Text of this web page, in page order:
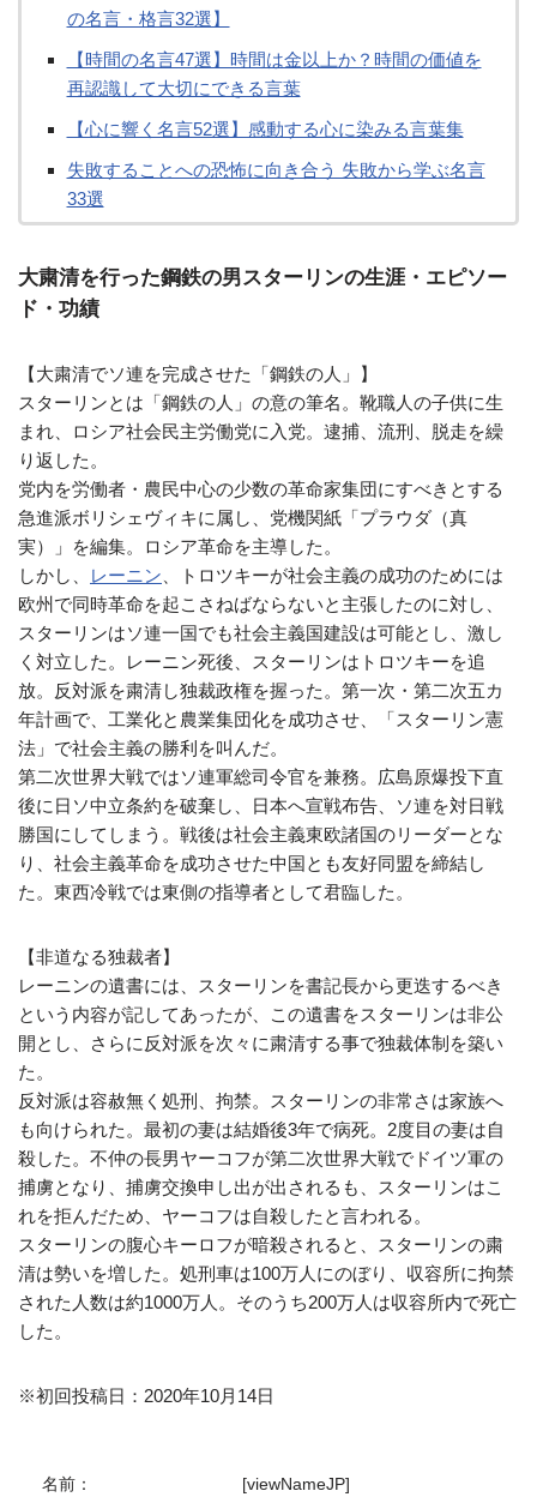
の名言・格言32選】
【時間の名言47選】時間は金以上か？時間の価値を
再認識して大切にできる言葉
【心に響く名言52選】感動する心に染みる言葉集
失敗することへの恐怖に向き合う 失敗から学ぶ名言
33選
大粛清を行った鋼鉄の男スターリンの生涯・エピソー
ド・功績
【大粛清でソ連を完成させた「鋼鉄の人」】
スターリンとは「鋼鉄の人」の意の筆名。靴職人の子供に生
まれ、ロシア社会民主労働党に入党。逮捕、流刑、脱走を繰
り返した。
党内を労働者・農民中心の少数の革命家集団にすべきとする
急進派ボリシェヴィキに属し、党機関紙「プラウダ（真
実）」を編集。ロシア革命を主導した。
しかし、
レーニン 、トロツキーが社会主義の成功のためには
欧州で同時革命を起こさねばならないと主張したのに対し、
スターリンはソ連一国でも社会主義国建設は可能とし、激し
く対立した。レーニン死後、スターリンはトロツキーを追
放。反対派を粛清し独裁政権を握った。第一次・第二次五カ
年計画で、工業化と農業集団化を成功させ、「スターリン憲
法」で社会主義の勝利を叫んだ。
第二次世界大戦ではソ連軍総司令官を兼務。広島原爆投下直
後に日ソ中立条約を破棄し、日本へ宣戦布告、ソ連を対日戦
勝国にしてしまう。戦後は社会主義東欧諸国のリーダーとな
り、社会主義革命を成功させた中国とも友好同盟を締結し
た。東西冷戦では東側の指導者として君臨した。
【非道なる独裁者】
レーニンの遺書には、スターリンを書記長から更迭するべき
という内容が記してあったが、この遺書をスターリンは非公
開とし、さらに反対派を次々に粛清する事で独裁体制を築い
た。
反対派は容赦無く処刑、拘禁。スターリンの非常さは家族へ
も向けられた。最初の妻は結婚後3年で病死。2度目の妻は自
殺した。不仲の長男ヤーコフが第二次世界大戦でドイツ軍の
捕虜となり、捕虜交換申し出が出されるも、スターリンはこ
れを拒んだため、ヤーコフは自殺したと言われる。
スターリンの腹心キーロフが暗殺されると、スターリンの粛
清は勢いを増した。処刑車は100万人にのぼり、収容所に拘禁
された人数は約1000万人。そのうち200万人は収容所内で死亡
した。
※初回投稿日：2020年10月14日
名前： [viewNameJP]